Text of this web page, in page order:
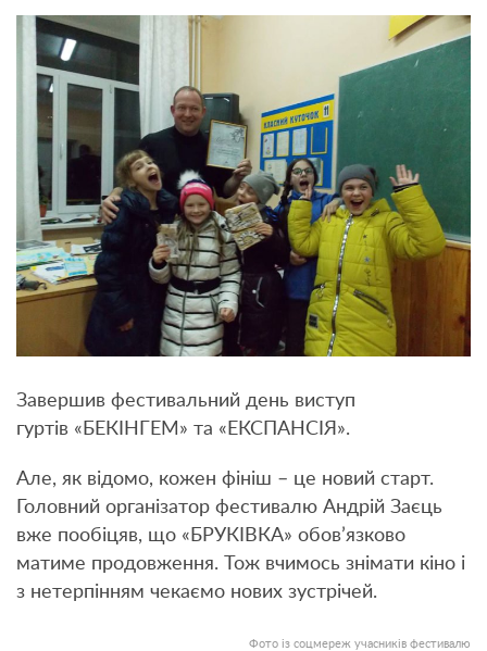
Завершив фестивальний день виступ
гуртів «БЕКІНГЕМ» та «ЕКСПАНСІЯ».
Але, як відомо, кожен фініш – це новий старт.
Головний організатор фестивалю Андрій Заєць
вже пообіцяв, що «БРУКІВКА» обов’язково
матиме продовження. Тож вчимось знімати кіно і
з нетерпінням чекаємо нових зустрічей.
Фото із соцмереж учасників фестивалю